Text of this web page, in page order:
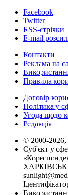
Facebook
Twitter
RSS-стрічки
E-mail
Контакти
Реклама на
Правила
Договір
Політика у
Угода щодо
Редакція
© 2000-2026,
Суб'єкт у